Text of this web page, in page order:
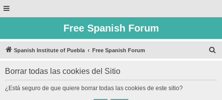
Free Spanish Forum
Spanish Institute of Puebla Free Spanish Forum
Borrar todas las cookies del Sitio
¿Está seguro de que quiere borrar todas las cookies de este sitio?